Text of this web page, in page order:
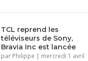
TCL reprend les
téléviseurs de Sony,
Bravia Inc est lancée
par Philippe | mercredi 1 avril